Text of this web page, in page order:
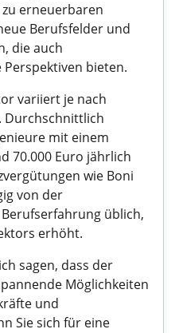
erneuerbaren
Berufsfelder und
die auch
bieten.
variiert je nach
Durchschnittlich
mit einem
70.000 Euro jährlich
wie Boni
von der
üblich,
erhöht.
sagen, dass der
Möglichkeiten
und
Sie sich für eine